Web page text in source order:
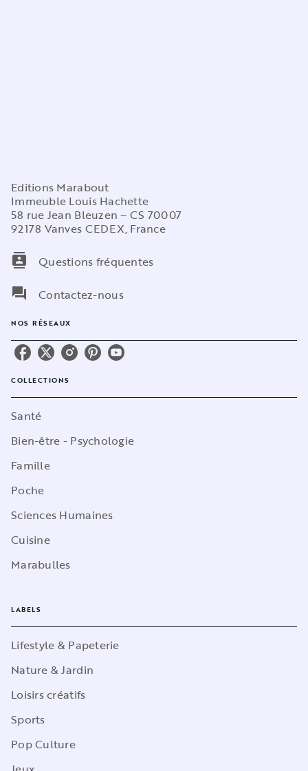
Editions Marabout
Immeuble Louis Hachette
58 rue Jean Bleuzen – CS 70007
92178 Vanves CEDEX, France
contacts
Questions fréquentes
question_answer
Contactez-nous
NOS RÉSEAUX
COLLECTIONS
Santé
Bien-être - Psychologie
Famille
Poche
Sciences Humaines
Cuisine
Marabulles
LABELS
Lifestyle & Papeterie
Nature & Jardin
Loisirs créatifs
Sports
Pop Culture